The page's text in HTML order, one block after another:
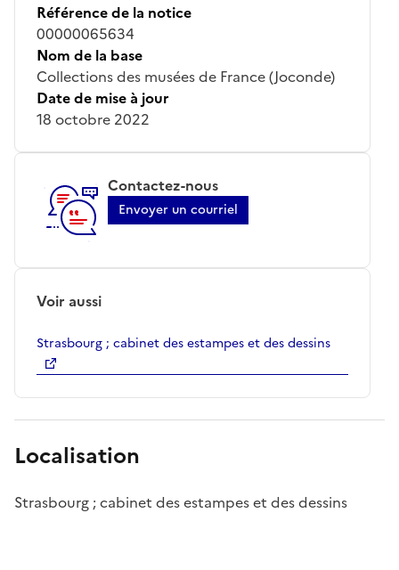
Référence de la notice
00000065634
Nom de la base
Collections des musées de France (Joconde)
Date de mise à jour
18 octobre 2022
Contactez-nous
Envoyer un courriel
Voir aussi
Strasbourg ; cabinet des estampes et des dessins
Localisation
Strasbourg ; cabinet des estampes et des dessins